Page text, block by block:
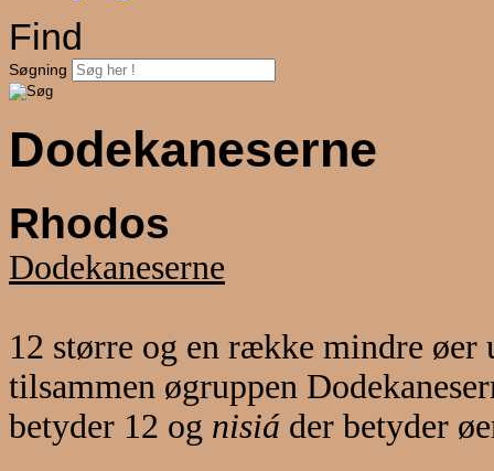
Find
Søgning
Dodekaneserne
Rhodos
Dodekaneserne
12 større og en række mindre
tilsammen øgruppen
betyder 12 og nisiá der betyder